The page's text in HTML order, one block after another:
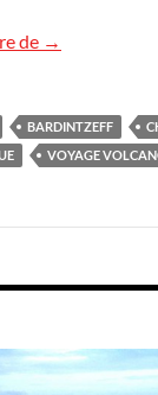
de Volcans et
→
BARDINTZEFF
VOYAGE